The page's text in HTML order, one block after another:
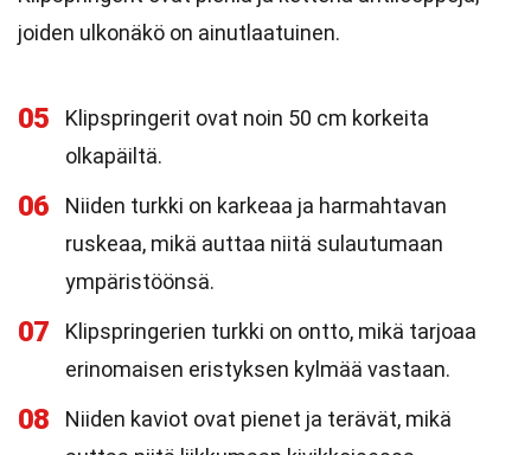
joiden ulkonäkö on ainutlaatuinen.
05
Klipspringerit ovat noin 50 cm korkeita
olkapäiltä.
06
Niiden turkki on karkeaa ja harmahtavan
ruskeaa, mikä auttaa niitä sulautumaan
ympäristöönsä.
07
Klipspringerien turkki on ontto, mikä tarjoaa
erinomaisen eristyksen kylmää vastaan.
08
Niiden kaviot ovat pienet ja terävät, mikä